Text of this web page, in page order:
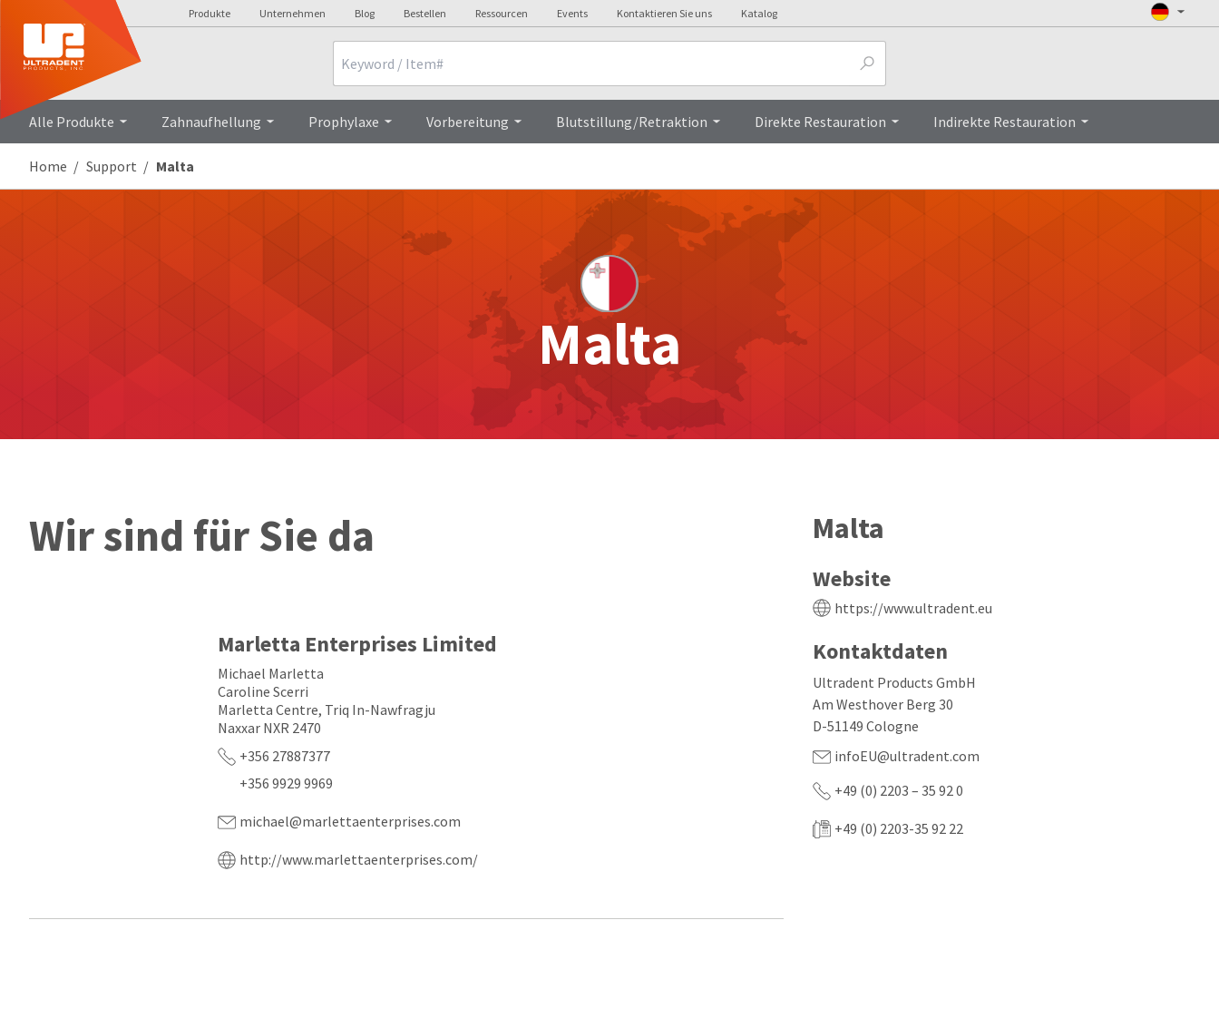
Produkte Unternehmen Blog Bestellen Ressourcen Events Kontaktieren Sie uns Katalog
Alle Produkte Zahnaufhellung Prophylaxe Vorbereitung Blutstillung/Retraktion Direkte Restauration Indirekte Restauration
Home Support Malta
Malta
Malta
Website
https://www.ultradent.eu
Kontaktdaten
Ultradent Products GmbH
Am Westhover Berg 30
D-51149 Cologne
infoEU@ultradent.com
+49 (0) 2203 – 35 92 0
+49 (0) 2203-35 92 22
Wir sind für Sie da
Marletta Enterprises Limited
Michael Marletta
Caroline Scerri
Marletta Centre, Triq In-Nawfragju
Naxxar NXR 2470
+356 27887377
+356 9929 9969
michael@marlettaenterprises.com
http://www.marlettaenterprises.com/